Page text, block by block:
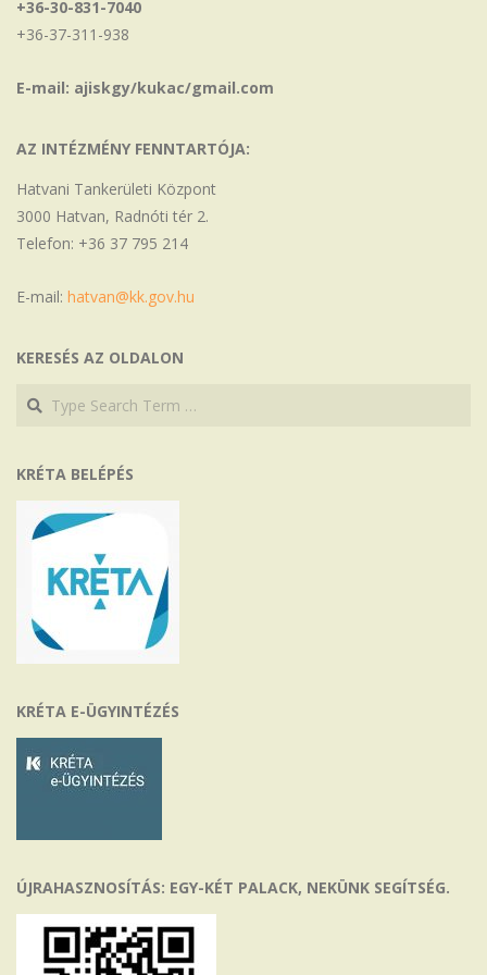
+36-30-831-7040
+36-37-311-938
E-mail: ajiskgy/kukac/gmail.com
AZ INTÉZMÉNY FENNTARTÓJA:
Hatvani Tankerületi Központ
3000 Hatvan, Radnóti tér 2.
Telefon: +36 37 795 214
E-mail: hatvan@kk.gov.hu
KERESÉS AZ OLDALON
Search
Search
KRÉTA BELÉPÉS
KRÉTA E-ÜGYINTÉZÉS
ÚJRAHASZNOSÍTÁS: EGY-KÉT PALACK, NEKÜNK SEGÍTSÉG.